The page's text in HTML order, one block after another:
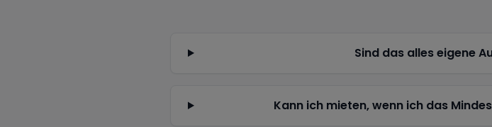
Sind das alles eigene
Kann ich mieten, wenn ich das